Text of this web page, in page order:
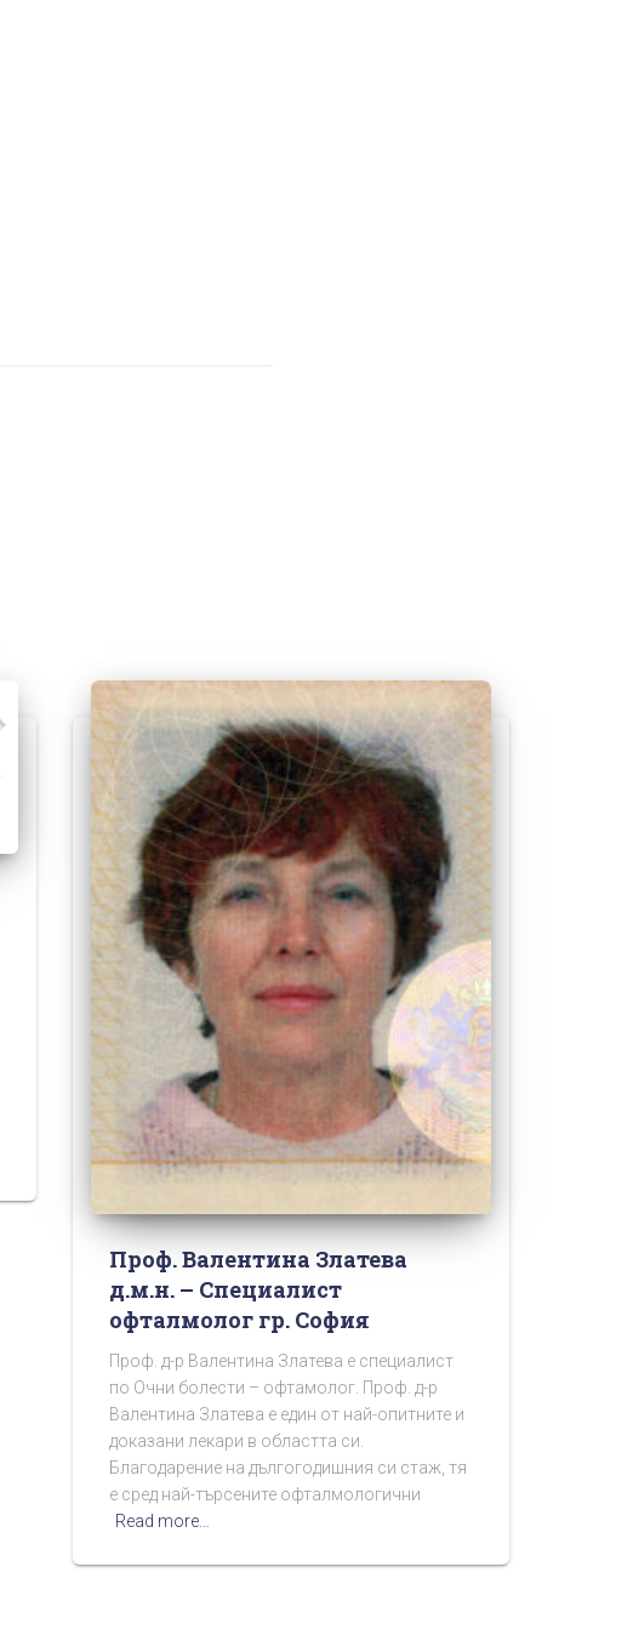
Проф. Валентина Златева
д.м.н. – Специалист
офталмолог гр. София
Проф. д-р Валентина Златева е специалист
по Очни болести – офтамолог. Проф. д-р
Валентина Златева е един от най-опитните и
доказани лекари в областта си.
Благодарение на дългогодишния си стаж, тя
е сред най-търсените офталмологични
Read more…